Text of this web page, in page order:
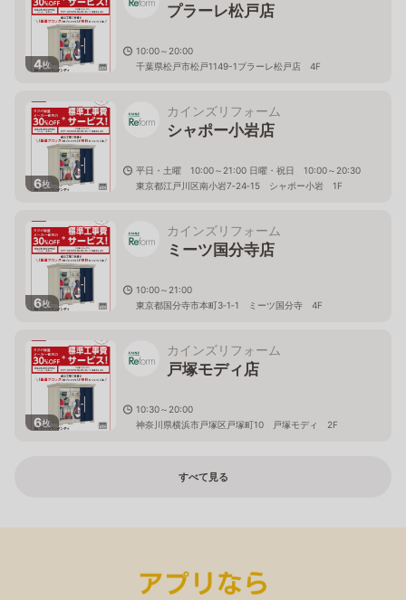
4枚
プラーレ松戸店
10:00～20:00
千葉県松戸市松戸1149-1プラーレ松戸店 4F
6枚
カインズリフォーム
シャポー小岩店
平日・土曜 10:00～21:00 日曜・祝日 10:00～20:30
東京都江戸川区南小岩7‐24‐15 シャポー小岩 1F
6枚
カインズリフォーム
ミーツ国分寺店
10:00～21:00
東京都国分寺市本町3‐1‐1 ミーツ国分寺 4F
6枚
カインズリフォーム
戸塚モディ店
10:30～20:00
神奈川県横浜市戸塚区戸塚町10 戸塚モディ 2F
すべて見る